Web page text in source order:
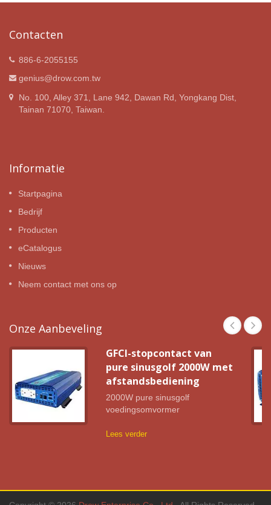
Contacten
886-6-2055155
genius@drow.com.tw
No. 100, Alley 371, Lane 942, Dawan Rd, Yongkang Dist,
Tainan 71070, Taiwan.
Informatie
Startpagina
Bedrijf
Producten
eCatalogus
Nieuws
Neem contact met ons op
Onze Aanbeveling
GFCI-stopcontact van
pure sinusgolf 2000W met
afstandsbediening
2000W pure sinusgolf
voedingsomvormer
Lees verder